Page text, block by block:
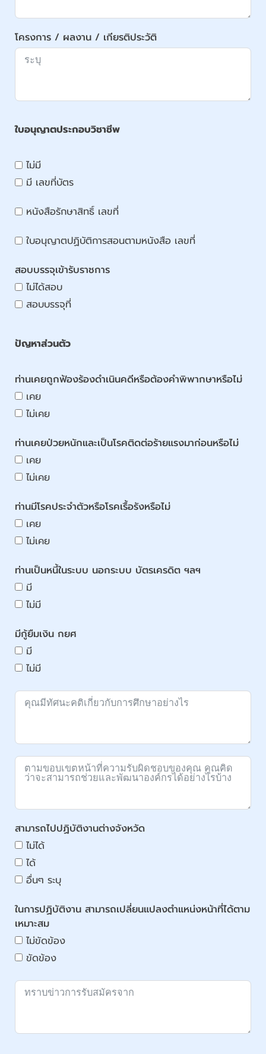
โครงการ / ผลงาน / เกียรติประวัติ
ใบอนุญาตประกอบวิชาชีพ
ไม่มี
มี เลขที่บัตร
หนังสือรักษาสิทธิ์ เลขที่
ใบอนุญาตปฏิบัติการสอนตามหนังสือ เลขที่
สอบบรรจุเข้ารับราชการ
ไม่ได้สอบ
สอบบรรจุที่
ปัญหาส่วนตัว
ท่านเคยถูกฟ้องร้องดำเนินคดีหรือต้องคำพิพากษาหรือไม่
เคย
ไม่เคย
ท่านเคยป่วยหนักและเป็นโรคติดต่อร้ายแรงมาก่อนหรือไม่
เคย
ไม่เคย
ท่านมีโรคประจำตัวหรือโรคเรื้อรังหรือไม่
เคย
ไม่เคย
ท่านเป็นหนี้ในระบบ นอกระบบ บัตรเครดิต ฯลฯ
มี
ไม่มี
มีกู้ยืมเงิน กยศ
มี
ไม่มี
สามารถไปปฏิบัติงานต่างจังหวัด
ไม่ได้
ได้
อื่นๆ ระบุ
ในการปฏิบัติงาน สามารถเปลี่ยนแปลงตำแหน่งหน้าที่ได้ตาม
เหมาะสม
ไม่ขัดข้อง
ขัดข้อง